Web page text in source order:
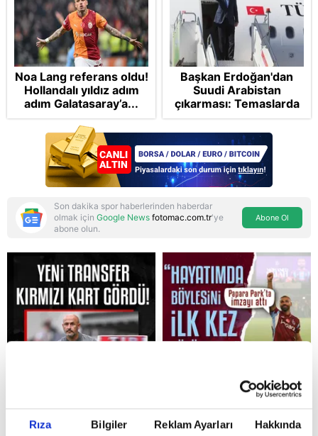
Rıza Bilgiler Reklam Ayarları Hakkında
Reddet
Noa Lang referans oldu!
Hollandalı yıldız adım
adım Galatasaray’a...
Başkan Erdoğan'dan
Suudi Arabistan
çıkarması: Temaslarda
bulunacak
Son dakika spor haberlerinden haberdar
olmak için Google News fotomac.com.tr'ye
abone olun.
Abone Ol